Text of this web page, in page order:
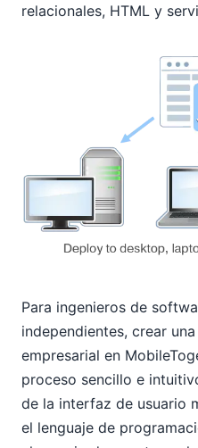
relacionales, HTML y
Para ingenieros de
independientes, crear
empresarial en
proceso sencillo e
de la interfaz de usuario
el lenguaje de